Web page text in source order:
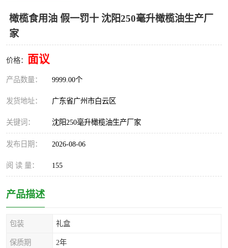
橄榄食用油 假一罚十 沈阳250毫升橄榄油生产厂
家
价格： 面议
产品数量： 9999.00个
发货地址： 广东省广州市白云区
关键词： 沈阳250毫升橄榄油生产厂家
发布日期： 2026-08-06
阅 读 量： 155
产品描述
包装 礼盒
保质期 2年